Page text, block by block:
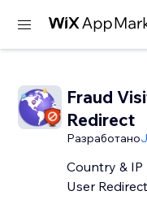
Fraud
Redirect
Разработано
Country &
User